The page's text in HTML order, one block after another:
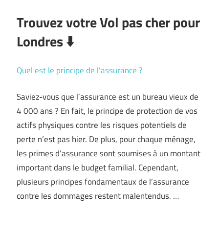
Trouvez votre Vol pas cher pour
Londres ⬇️
Quel est le principe de l’assurance ?
Saviez-vous que l’assurance est un bureau vieux de
4 000 ans ? En fait, le principe de protection de vos
actifs physiques contre les risques potentiels de
perte n’est pas hier. De plus, pour chaque ménage,
les primes d’assurance sont soumises à un montant
important dans le budget familial. Cependant,
plusieurs principes fondamentaux de l’assurance
contre les dommages restent malentendus. …